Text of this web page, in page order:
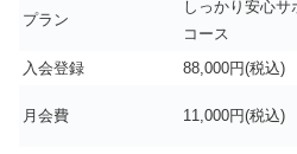
プラン
しっかり安心サ
コース
入会登録
88,000円(税込)
月会費 11,000円(税込)